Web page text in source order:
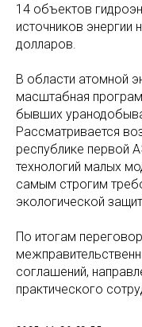
14 объектов
источников
долларов.
В области атомной
масштабная
бывших
Рассматривается
республике первой
технологий малых
самым строгим
экологической
По итогам
соглашений,
практического